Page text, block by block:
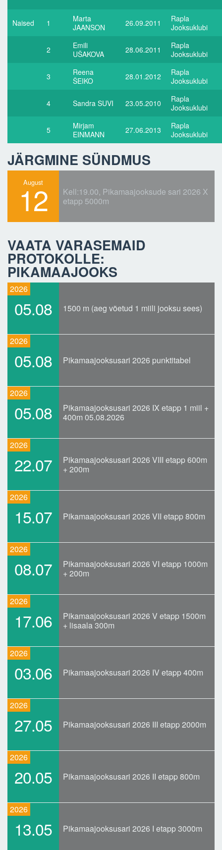
Naised 1
Marta
JAANSON
26.09.2011
Rapla
Jooksuklubi
2
Emili
UŠAKOVA
28.06.2011
Rapla
Jooksuklubi
3
Reena
ŠEIKO
28.01.2012
Rapla
Jooksuklubi
4 Sandra SUVI 23.05.2010
Rapla
Jooksuklubi
5
Mirjam
EINMANN
27.06.2013
Rapla
Jooksuklubi
JÄRGMINE SÜNDMUS
August
12 Kell:19.00, Pikamaajooksude sari 2026 X
etapp 5000m
VAATA VARASEMAID
PROTOKOLLE:
PIKAMAAJOOKS
2026
05.08 1500 m (aeg võetud 1 miili jooksu sees)
2026
05.08 Pikamaajooksusari 2026 punktitabel
2026
05.08
Pikamaajooksusari 2026 IX etapp 1 miil +
400m 05.08.2026
2026
22.07
Pikamaajooksusari 2026 VIII etapp 600m
+ 200m
2026
15.07 Pikamaajooksusari 2026 VII etapp 800m
2026
08.07
Pikamaajooksusari 2026 VI etapp 1000m
+ 200m
2026
17.06
Pikamaajooksusari 2026 V etapp 1500m
+ lisaala 300m
2026
03.06 Pikamaajooksusari 2026 IV etapp 400m
2026
27.05 Pikamaajooksusari 2026 III etapp 2000m
2026
20.05 Pikamaajooksusari 2026 II etapp 800m
2026
13.05 Pikamaajooksusari 2026 I etapp 3000m